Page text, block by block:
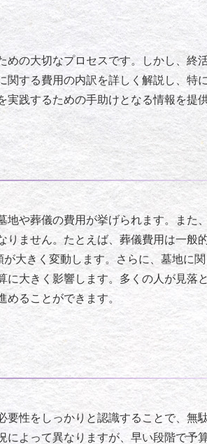
の大切なプロセスです。しかし、終
する費用の内訳を詳しく解説し、特
践するための手助けとなる情報を提
や葬儀の費用が挙げられます。また
ません。たとえば、葬儀費用は一般
大きく変動します。さらに、墓地に
大きく影響します。多くの人が見落
ることができます。
性をしっかりと認識することで、無
よって異なりますが、早い段階で予